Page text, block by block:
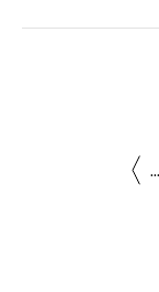
...